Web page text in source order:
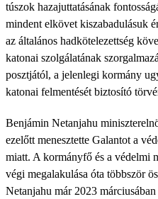
túszok hazajuttatásának
mindent elkövet kiszabadulásuk
az általános hadkötelezettség
katonai szolgálatának
posztjától, a jelenlegi kormány
katonai felmentését biztosító
Benjámin Netanjahu
ezelőtt menesztette Galantot a
miatt. A kormányfő és a védelmi
végi megalakulása óta többször
Netanjahu már 2023